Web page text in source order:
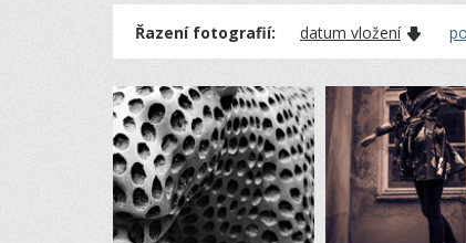
Řazení fotografií: datum vložení